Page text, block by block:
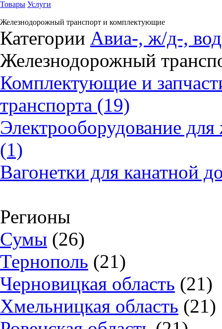
Товары Услуги
Железнодорожный транспорт и комплектующие
Категории Авиа-, ж/д-,
Железнодорожный
Комплектующие и
транспорта (19)
Электрооборудование
(1)
Вагонетки для канатной
Регионы
Сумы (26)
Тернополь (21)
Черновицкая область (21)
Хмельницкая область (21)